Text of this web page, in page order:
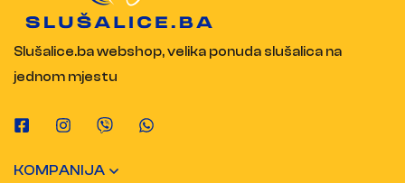
Slušalice.ba webshop, velika ponuda slušalica na
jednom mjestu
KOMPANIJA